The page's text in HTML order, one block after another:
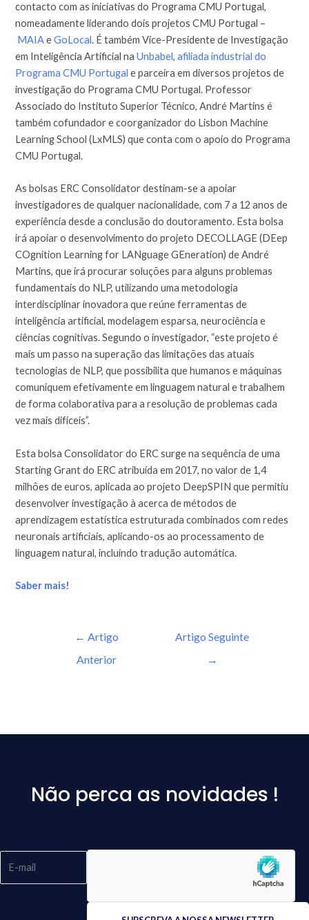
contacto com as iniciativas do Programa CMU Portugal,
nomeadamente liderando dois projetos CMU Portugal –
MAIAeGoLocal. É também Vice-Presidente de Investigação
em Inteligência Artificial naUnbabel,afiliada industrial do
Programa CMU Portugal e parceira em diversos projetos de
investigação do Programa CMU Portugal. Professor
Associado do Instituto Superior Técnico, André Martins é
também cofundador e coorganizador do Lisbon Machine
Learning School (LxMLS) que conta com o apoio do Programa
CMU Portugal.
As bolsas ERC Consolidator destinam-se a apoiar
investigadores de qualquer nacionalidade, com 7 a 12 anos de
experiência desde a conclusão do doutoramento. Esta bolsa
irá apoiar o desenvolvimento do projeto DECOLLAGE (DEep
COgnition Learning for LANguage GEneration) de André
Martins, que irá procurar soluções para alguns problemas
fundamentais do NLP, utilizando uma metodologia
interdisciplinar inovadora que reúne ferramentas de
inteligência artificial, modelagem esparsa, neurociência e
ciências cognitivas. Segundo o investigador, “este projeto é
mais um passo na superação das limitações das atuais
tecnologias de NLP, que possibilita que humanos e máquinas
comuniquem efetivamente em linguagem natural e trabalhem
de forma colaborativa para a resolução de problemas cada
vez mais difíceis”.
Esta bolsa Consolidator do ERC surge na sequência de uma
Starting Grant do ERC atribuída em 2017, no valor de 1,4
milhões de euros, aplicada ao projeto DeepSPIN que permitiu
desenvolver investigação à acerca de métodos de
aprendizagem estatística estruturada combinados com redes
neuronais artificiais, aplicando-os ao processamento de
linguagem natural, incluindo tradução automática.
Saber mais!
← Artigo
Anterior
Artigo Seguinte
→
Não perca as novidades !